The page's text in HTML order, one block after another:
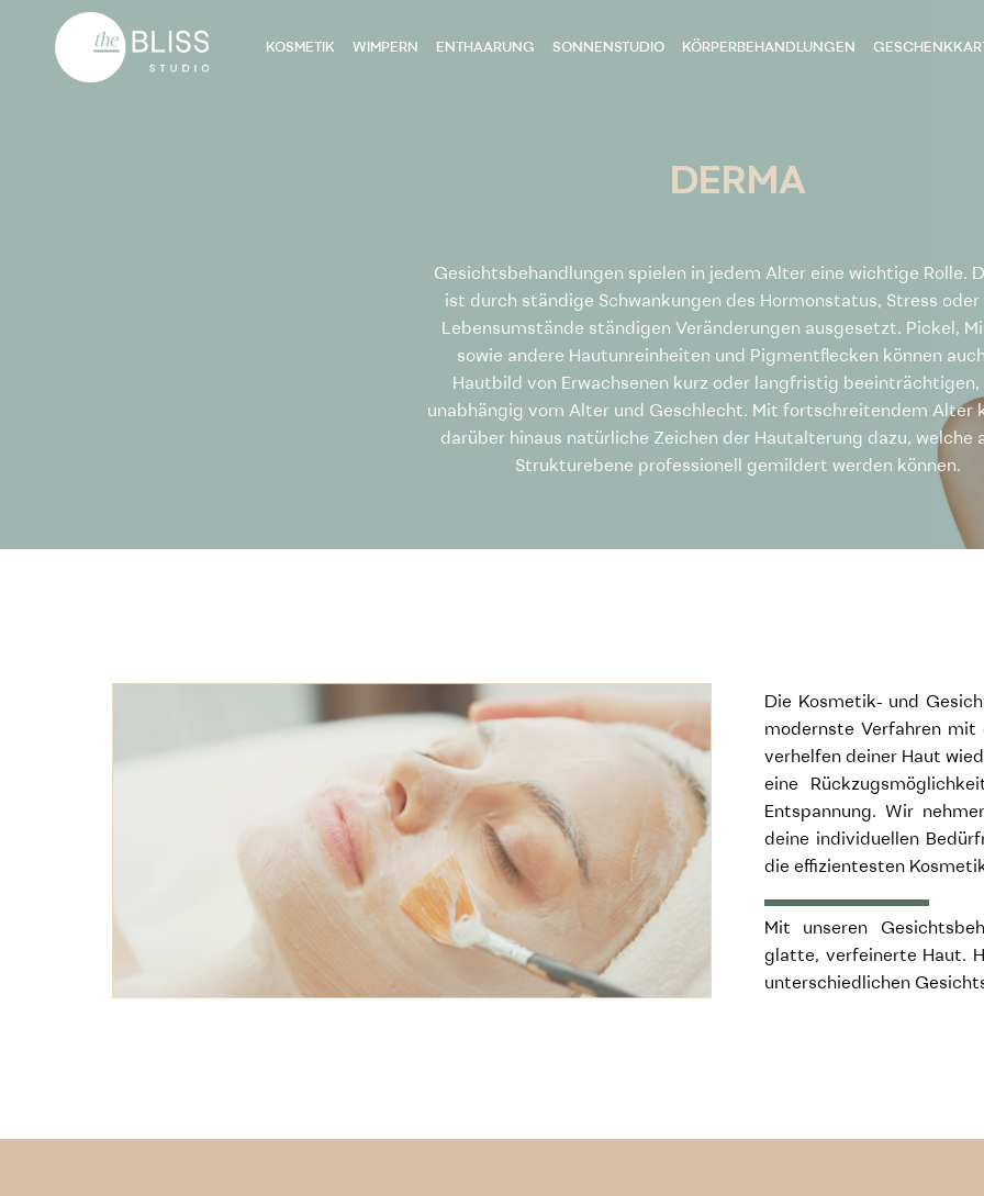
KOSMETIK WIMPERN ENTHAARUNG SONNENSTUDIO KÖRPERBEHANDLUNGEN
DERMA
Gesichtsbehandlungen spielen in jedem Alter eine wichtige Rolle.
ist durch ständige Schwankungen des Hormonstatus, Stress oder
Lebensumstände ständigen Veränderungen ausgesetzt. Pickel,
sowie andere Hautunreinheiten und Pigmentflecken können
Hautbild von Erwachsenen kurz oder langfristig beeinträchtigen,
unabhängig vom Alter und Geschlecht. Mit fortschreitendem Alter
darüber hinaus natürliche Zeichen der Hautalterung dazu, welche
Strukturebene professionell gemildert werden können.
Die Kosmetik- und
modernste Verfahren mit
verhelfen deiner Haut
eine
Entspannung. Wir
deine individuellen
die effizientesten
Mit unseren
glatte, verfeinerte Haut.
unterschiedlichen